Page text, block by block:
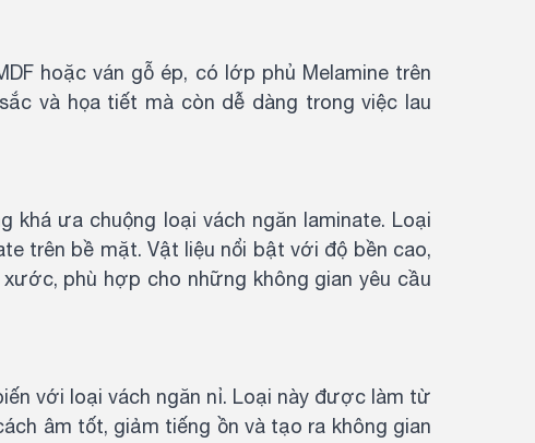
hoặc ván gỗ ép, có lớp phủ Melamine trên
và họa tiết mà còn dễ dàng trong việc lau
khá ưa chuộng loại vách ngăn laminate. Loại
trên bề mặt. Vật liệu nổi bật với độ bền cao,
phù hợp cho những không gian yêu cầu
với loại vách ngăn nỉ. Loại này được làm từ
âm tốt, giảm tiếng ồn và tạo ra không gian